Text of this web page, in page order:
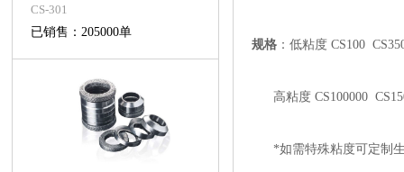
CS-301
已销售：205000单
规格 ：低粘度 CS100
高粘度 CS100000
*如需特殊粘度可定制